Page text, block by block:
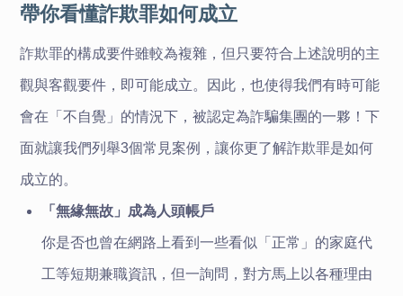
帶你看懂詐欺罪如何成立
詐欺罪的構成要件雖較為複雜，但只要符合上述說明的主
觀與客觀要件，即可能成立。因此，也使得我們有時可能
會在「不自覺」的情況下，被認定為詐騙集團的一夥！下
面就讓我們列舉3個常見案例，讓你更了解詐欺罪是如何
成立的。
「無緣無故」成為人頭帳戶
你是否也曾在網路上看到一些看似「正常」的家庭代
工等短期兼職資訊，但一詢問，對方馬上以各種理由